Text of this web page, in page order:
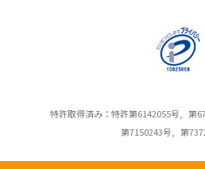
特許取得済み：特許第6142055号, 第
第7150243号,
第